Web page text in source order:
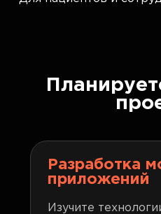
Разработка
приложений
Изучите